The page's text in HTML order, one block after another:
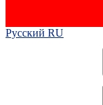
Русский RU‎